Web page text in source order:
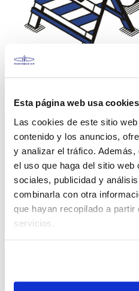
Esta página web usa cookies
Las cookies de este sitio
contenido y los anuncios,
y analizar el tráfico.
el uso que haga del sitio
sociales, publicidad y
combinarla con otra
que hayan recopilado a
servicios.
No encontramos
buscando. Porfavor
buscador o visita